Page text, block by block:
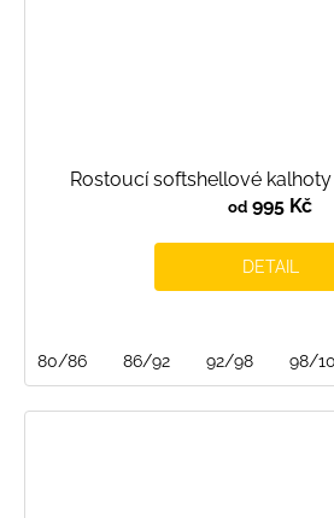
Rostoucí softshellové
od 995 Kč
DETAIL
80/86 86/92 92/98 98/